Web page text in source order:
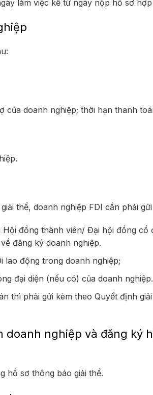
làm việc kể từ ngày nộp hồ sơ hợp
doanh nghiệp; thời hạn thanh
thể, doanh nghiệp FDI cần phải
đồng thành viên/ Đại hội đồng
đăng ký doanh nghiệp.
lao động trong doanh nghiệp;
đại diện (nếu có) của doanh nghiệp.
thì phải gửi kèm theo Quyết định
nghiệp và đăng ký
hồ sơ thông báo giải thể.